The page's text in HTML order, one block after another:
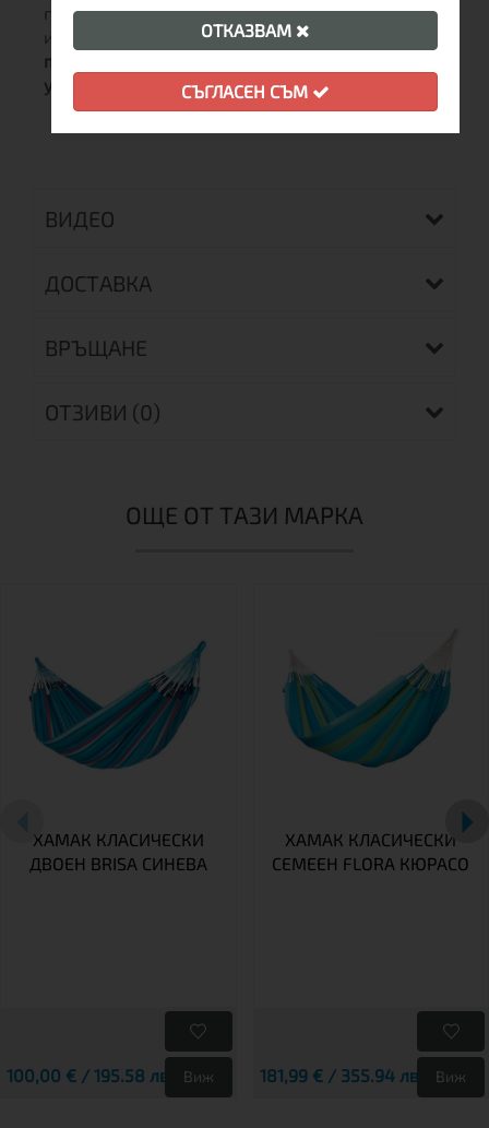
гръбнака и удобство при лежане, което изисква
и съответната ширина на плата.
правило е - колкото по-широко, толкова по-
удобно!
ВИДЕО
ДОСТАВКА
ВРЪЩАНЕ
ОТЗИВИ (0)
ОЩЕ ОТ ТАЗИ МАРКА
ХАМАК КЛАСИЧЕСКИ
ДВОЕН BRISA СИНЕВА
100,00 € / 195.58 лв. Виж
ХАМАК КЛАСИЧЕСКИ
СЕМЕЕН FLORA КЮРАСО
181,99 € / 355.94 лв. Виж
ОТКАЗВАМ
СЪГЛАСЕН СЪМ